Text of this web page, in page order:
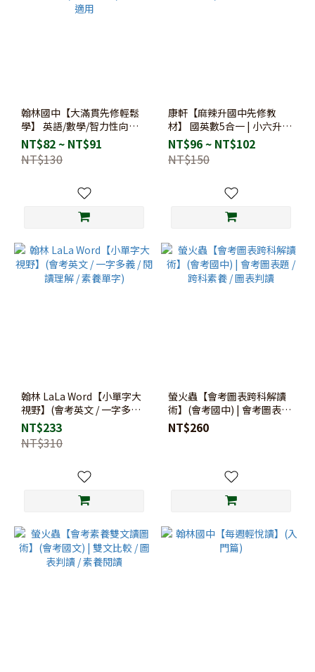
翰林國中【大滿貫先修輕鬆
學】 英語/數學/智力性向測
驗 | 小六升國一 / 國中銜接 /
各版本適用
NT$82 ~ NT$91
NT$130
康軒【麻辣升國中先修教
材】 國英數5合一 | 小六升國
一 / 國中銜接 / 各版本適用
NT$96 ~ NT$102
NT$150
翰林 LaLa Word【小單字大
視野】(會考英文 / 一字多義 /
閱讀理解 / 素養單字)
NT$233
NT$310
螢火蟲【會考圖表跨科解讀
術】(會考國中) | 會考圖表題
/ 跨科素養 / 圖表判讀
NT$260